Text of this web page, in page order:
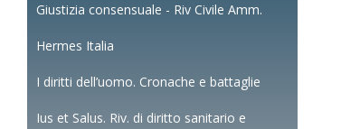
Giustizia consensuale - Riv Civile Amm.
Hermes Italia
I diritti dell’uomo. Cronache e battaglie
Ius et Salus. Riv. di diritto sanitario e